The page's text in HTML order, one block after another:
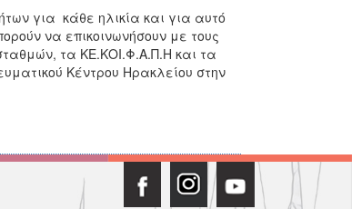
για κάθε ηλικία και για αυτό
να επικοινωνήσουν με τους
τα ΚΕ.ΚΟΙ.Φ.Α.Π.Η και τα
Κέντρου Ηρακλείου στην